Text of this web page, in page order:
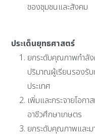
ของชุมชนและสังคม
ประเด็นยุทธศาสตร์
ยกระดับคุณภาพกำลั
ปริมาณผู้เรียนรองรั
ประเทศ
เพิ่มและกระจายโอกา
อาชีวศึกษาเกษตร
ยกระดับคุณภาพและ